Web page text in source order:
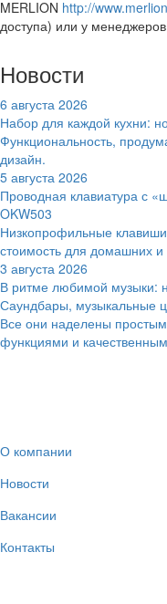
MERLION http://
доступа) или у
Новости
6 августа 2026
Набор для каждой кухни:
Функциональность,
дизайн.
5 августа 2026
Проводная клавиатура с
OKW503
Низкопрофильные
стоимость для домашних
3 августа 2026
В ритме любимой музыки:
Саундбары, музыкальные
Все они наделены
функциями и
О компании
Новости
Вакансии
Контакты